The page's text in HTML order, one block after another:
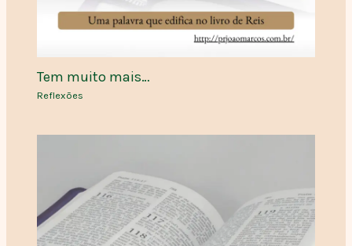
Tem muito mais…
Reflexões